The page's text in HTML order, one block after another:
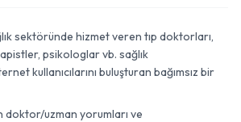
sektöründe hizmet veren tıp doktorları,
psikologlar vb. sağlık
kullanıcılarını buluşturan bağımsız bir
doktor/uzman yorumları ve